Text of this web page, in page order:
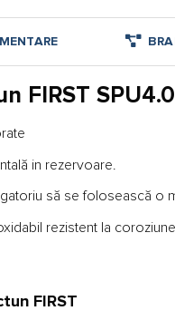
FIRST
in rezervoare.
să se folosească o
rezistent la coroziune
FIRST